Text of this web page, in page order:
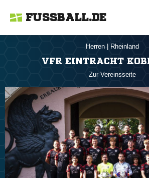
FUSSBALL.DE
Herren Rheinland
VFR EINTRACHT
Zur Vereinsseite